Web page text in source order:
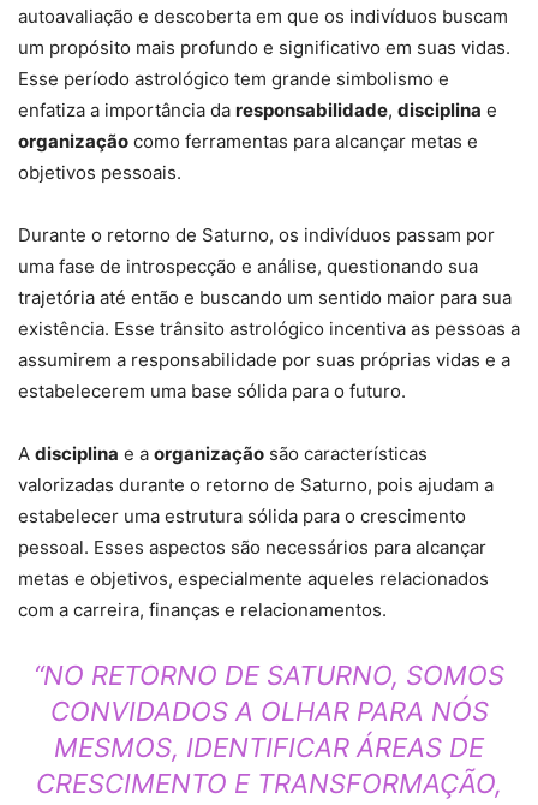
autoavaliação e descoberta em que os indivíduos buscam
um propósito mais profundo e significativo em suas vidas.
Esse período astrológico tem grande simbolismo e
enfatiza a importância da responsabilidade, disciplina e
organização como ferramentas para alcançar metas e
objetivos pessoais.
Durante o retorno de Saturno, os indivíduos passam por
uma fase de introspecção e análise, questionando sua
trajetória até então e buscando um sentido maior para sua
existência. Esse trânsito astrológico incentiva as pessoas a
assumirem a responsabilidade por suas próprias vidas e a
estabelecerem uma base sólida para o futuro.
A disciplina e a organização são características
valorizadas durante o retorno de Saturno, pois ajudam a
estabelecer uma estrutura sólida para o crescimento
pessoal. Esses aspectos são necessários para alcançar
metas e objetivos, especialmente aqueles relacionados
com a carreira, finanças e relacionamentos.
“NO RETORNO DE SATURNO, SOMOS
CONVIDADOS A OLHAR PARA NÓS
MESMOS, IDENTIFICAR ÁREAS DE
CRESCIMENTO E TRANSFORMAÇÃO,